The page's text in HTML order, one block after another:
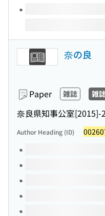
奈の良
Paper 雑誌 雑
奈良県知事公室[2015]-
Author Heading (ID)
Volumes of this title